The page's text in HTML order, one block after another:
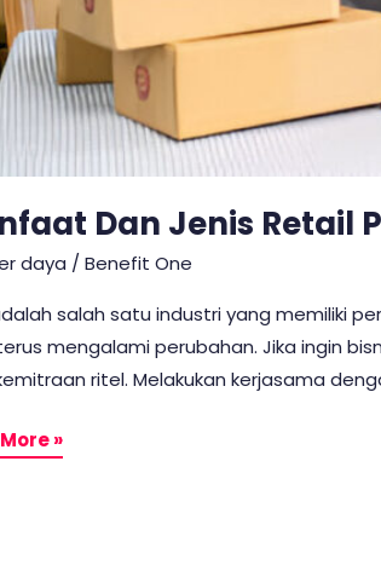
Dan Jenis Retail
daya / Benefit One
salah satu industri yang memiliki
mengalami perubahan. Jika ingin
ritel. Melakukan kerjasama
»